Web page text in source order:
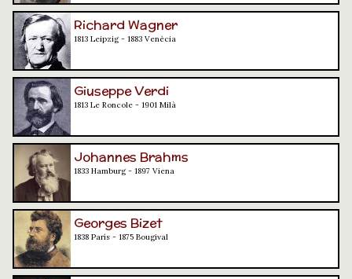
Richard Wagner
1813 Leipzig - 1883 Venècia
Giuseppe Verdi
1813 Le Roncole - 1901 Milà
Johannes Brahms
1833 Hamburg - 1897 Viena
Georges Bizet
1838 París - 1875 Bougival